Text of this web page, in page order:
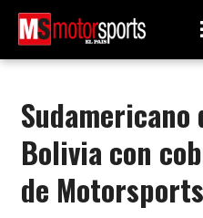
Sudamericano
Bolivia con
de Motorsports